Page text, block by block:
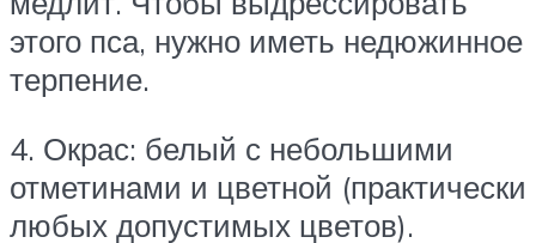
этого пса, нужно иметь недюжинное
терпение.
4. Окрас: белый с небольшими
отметинами и цветной (практически
любых допустимых цветов).